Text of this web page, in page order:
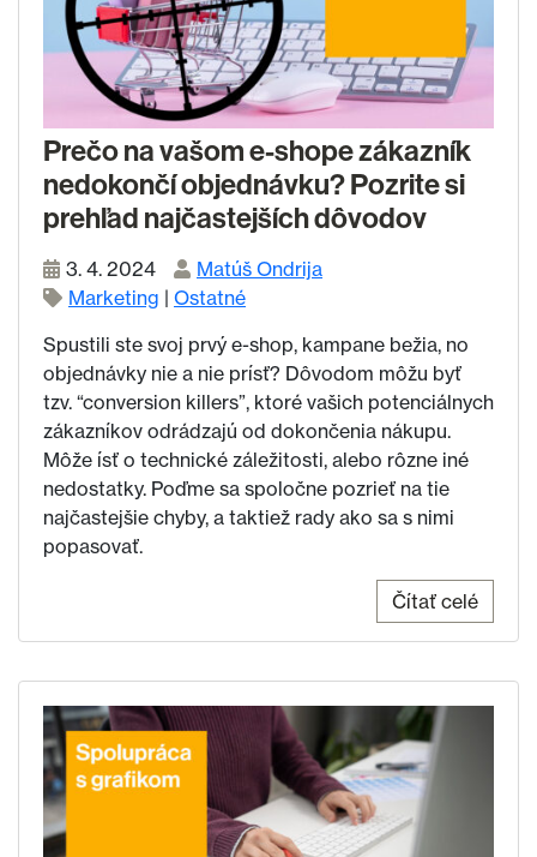
Prečo na vašom e-shope zákazník
nedokončí objednávku? Pozrite si
prehľad najčastejších dôvodov
3. 4. 2024
Matúš Ondrija
Marketing | Ostatné
Spustili ste svoj prvý e-shop, kampane bežia, no
objednávky nie a nie prísť? Dôvodom môžu byť
tzv. “conversion killers”, ktoré vašich potenciálnych
zákazníkov odrádzajú od dokončenia nákupu.
Môže ísť o technické záležitosti, alebo rôzne iné
nedostatky. Poďme sa spoločne pozrieť na tie
najčastejšie chyby, a taktiež rady ako sa s nimi
popasovať.
Čítať celé